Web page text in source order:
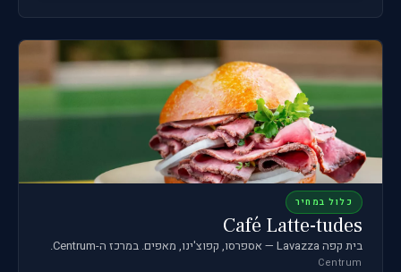
כלול במחיר
Café Latte-tudes
בית קפה Lavazza — אספרסו, קפוצ'ינו, מאפים. במרכז ה-Centrum.
Centrum